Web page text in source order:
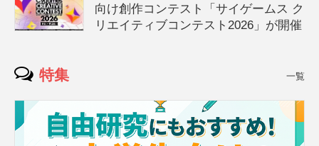
向け創作コンテスト「サイゲームス ク
リエイティブコンテスト2026」が開催
特集 一覧